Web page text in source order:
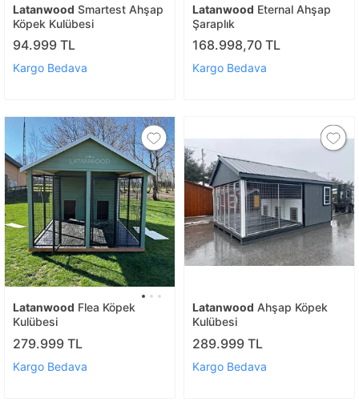
Latanwood Smartest Ahşap
Köpek Kulübesi
94.999 TL
Kargo Bedava
Latanwood Eternal Ahşap
Şaraplık
168.998,70 TL
Kargo Bedava
Latanwood Flea Köpek
Kulübesi
279.999 TL
Kargo Bedava
Latanwood Ahşap Köpek
Kulübesi
289.999 TL
Kargo Bedava